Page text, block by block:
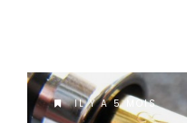
IL Y A 5 MOIS